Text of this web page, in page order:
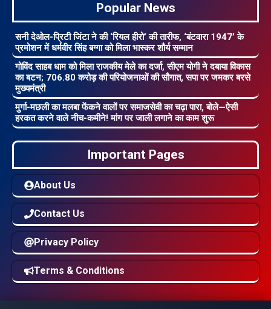
Popular News
सनी देओल-प्रिटी जिंटा ने की ‘रियल हीरो’ की तारीफ, ‘बंटवारा 1947’ के
प्रमोशन में धर्मवीर सिंह बग्गा को मिला भास्कर शौर्य सम्मान
गोविंद साहब धाम को मिला राजकीय मेले का दर्जा, सीएम योगी ने दबाया विकास
का बटन; 706.80 करोड़ की परियोजनाओं की सौगात, सपा पर जमकर बरसे
मुख्यमंत्री
मुर्गा-मछली का मलबा फेंकने वालों पर समाजसेवी का चढ़ा पारा, बोले—ऐसी
हरकत करने वाले नीच-कमीने! मांग पर जाली लगाने का काम शुरू
Important Pages
About Us
Contact Us
Privacy Policy
Terms & Conditions